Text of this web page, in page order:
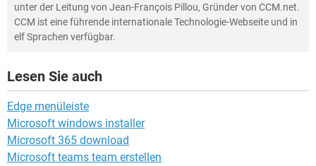
unter der Leitung von Jean-François Pillou, Gründer von CCM.net.
CCM ist eine führende internationale Technologie-Webseite und in
elf Sprachen verfügbar.
Lesen Sie auch
Edge menüleiste
Microsoft windows installer
Microsoft 365 download
Microsoft teams team erstellen